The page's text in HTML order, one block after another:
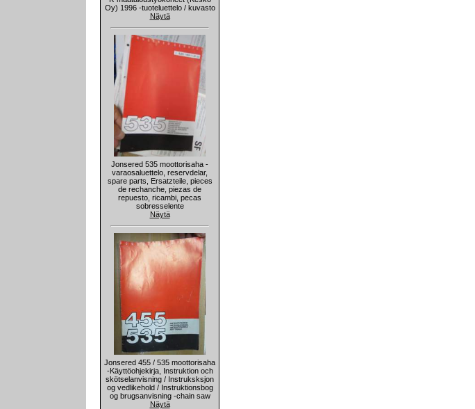
Oy) 1996 -tuoteluettelo / kuvasto
Näytä
Jonsered 535 moottorisaha -
varaosaluettelo, reservdelar,
spare parts, Ersatzteile, pieces
de rechanche, piezas de
repuesto, ricambi, pecas
sobresselente
Näytä
Jonsered 455 / 535 moottorisaha
-Käyttöohjekirja, Instruktion och
skötselanvisning / Instruksksjon
og vedlikehold / Instruktionsbog
og brugsanvisning -chain saw
Näytä